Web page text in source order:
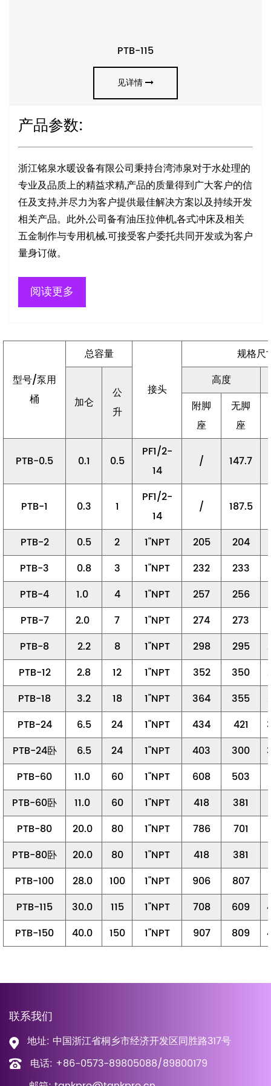
PTB-115
见详情
产品参数:
浙江铭泉水暖设备有限公司秉持台湾沛泉对于水处理的
专业及品质上的精益求精,产品的质量得到广大客户的信
任及支持,并尽力为客户提供最佳解决方案以及持续开发
相关产品。此外,公司备有油压拉伸机,各式冲床及相关
五金制作与专用机械.可接受客户委托共同开发或为客户
量身订做。
阅读更多
型号/泵用
桶
总容量
接头
规格尺
加仑
公
升
高度
附脚
座
无脚
座
PTB-0.5 0.1 0.5
PF1/2-
14
/ 147.7
PTB-1 0.3 1
PF1/2-
14
/ 187.5
PTB-2 0.5 2 1"NPT 205 204
PTB-3
0.8 3 1"NPT 232 233
PTB-4
1.0 4 1"NPT 257 256
PTB-7
2.0 7 1"NPT 274 273
PTB-8
2.2 8 1"NPT 298 295
PTB-12
2.8 12 1"NPT 352 350
PTB-18
3.2 18 1"NPT 364 355
PTB-24
6.5 24 1"NPT 434 421
PTB-24卧
6.5 24 1"NPT 403 300
PTB-60
11.0 60 1"NPT 608 503
PTB-60卧
11.0 60 1"NPT 418 381
PTB-80
20.0 80 1"NPT 786 701
PTB-80卧
20.0 80 1"NPT 418 381
PTB-100
28.0 100 1"NPT 906 807
PTB-115
30.0 115 1"NPT 708 609
PTB-150
40.0 150 1"NPT 907 809
联系我们
地址: 中国浙江省桐乡市经济开发区同胜路317号
电话: +86-0573-89805088/89800179